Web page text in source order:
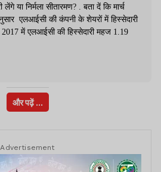
या निर्मला सीतारमण? . बता दें कि मार्च
एलआईसी की कंपनी के शेयरों में हिस्सेदारी
2017 में एलआईसी की हिस्सेदारी महज 1.19
और पढ़ें ...
Advertisement